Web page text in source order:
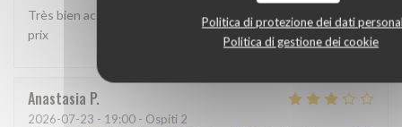
Politica di protezione dei dati
Politica di gestione dei cookie
Très bien accueilli , les plats étaient bon . Bon rapport qualité
prix
Anastasia P
2026-07-23 - 19:00 - Ospiti 2